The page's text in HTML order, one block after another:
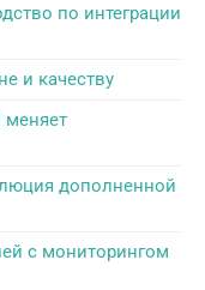
по интеграции
и качеству
дополненной
с мониторингом